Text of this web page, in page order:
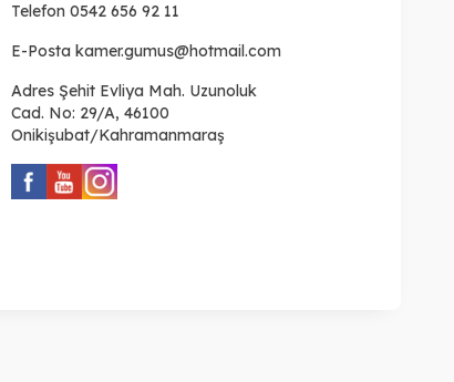
Telefon 0542 656 92 11
E-Posta kamer.gumus@hotmail.com
Adres Şehit Evliya Mah. Uzunoluk
Cad. No: 29/A, 46100
Onikişubat/Kahramanmaraş